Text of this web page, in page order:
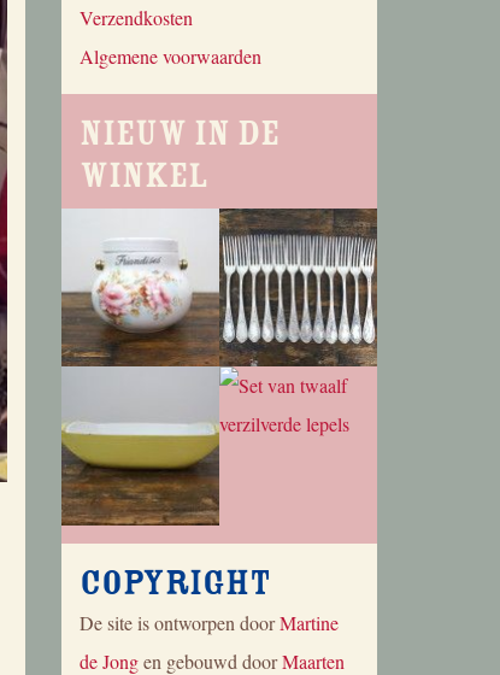
Verzendkosten
Algemene voorwaarden
Nieuw in de
winkel
Copyright
De site is ontworpen doorMartine
de Jongen gebouwd doorMaarten